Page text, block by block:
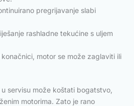
pregrijavanje slabi
rashladne tekućine s uljem
konačnici, motor se može zaglaviti ili
servisu može koštati bogatstvo,
motorima. Zato je rano